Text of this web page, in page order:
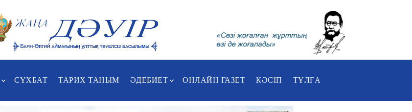
СҰХБАТ ТАРИХ ТАНЫМ ӘДЕБИЕТ ОНЛАЙН ГАЗЕТ КӘСІП ТҰЛҒА